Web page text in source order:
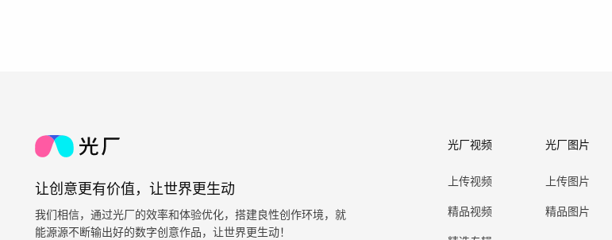
让创意更有价值，让世界更生动
我们相信，通过光厂的效率和体验优化，搭建良性创作环境，就
能源源不断输出好的数字创意作品，让世界更生动！
光厂视频
上传视频
精品视频
光厂图片
上传图片
精品图片